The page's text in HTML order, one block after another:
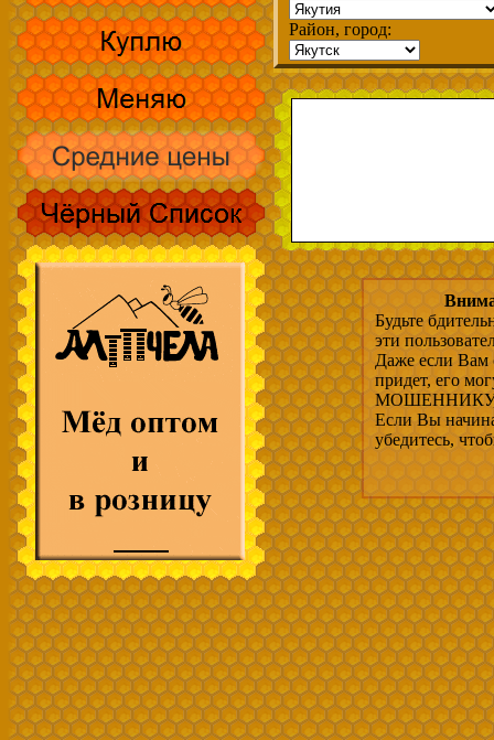
Район, город:
Будьте
эти
Даже если Вам
придет, его
МОШЕННИКУ,
Если Вы
убедитесь,